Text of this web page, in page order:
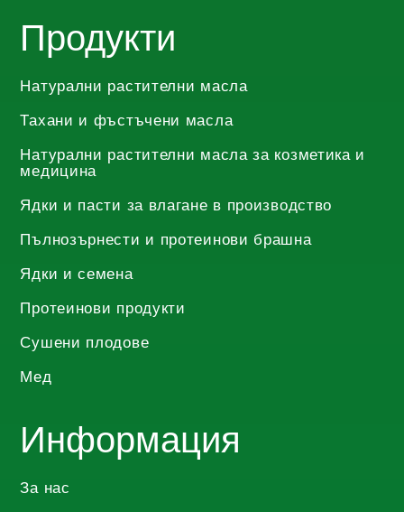
options
be
chosen
the
page
Продукти
Натурални растителни масла
Тахани и фъстъчени масла
Натурални растителни масла за козметика и
медицина
Ядки и пасти за влагане в производство
Пълнозърнести и протеинови брашна
Ядки и семена
Протеинови продукти
Сушени плодове
Мед
Информация
За нас